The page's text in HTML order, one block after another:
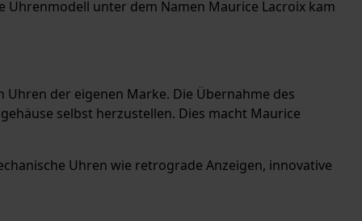
unter dem Namen Maurice Lacroix kam
der eigenen Marke. Die Übernahme des
selbst herzustellen. Dies macht Maurice
Uhren wie retrograde Anzeigen, innovative